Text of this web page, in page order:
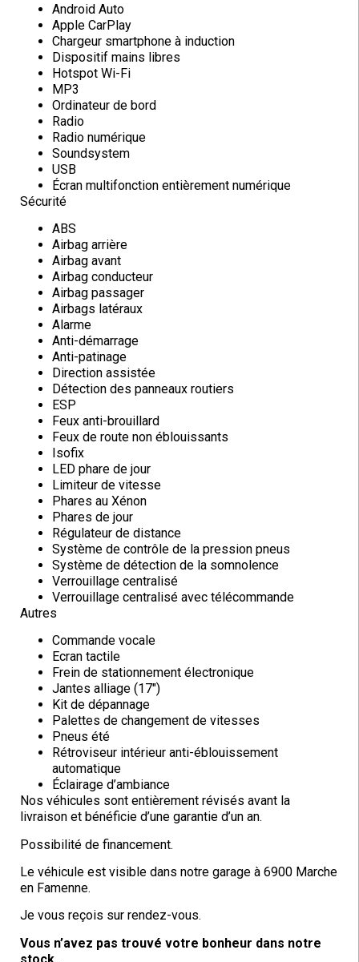
Android Auto
Apple CarPlay
Chargeur smartphone à induction
Dispositif mains libres
Hotspot Wi-Fi
MP3
Ordinateur de bord
Radio
Radio numérique
Soundsystem
USB
Écran multifonction entièrement numérique
Sécurité
ABS
Airbag arrière
Airbag avant
Airbag conducteur
Airbag passager
Airbags latéraux
Alarme
Anti-démarrage
Anti-patinage
Direction assistée
Détection des panneaux routiers
ESP
Feux anti-brouillard
Feux de route non éblouissants
Isofix
LED phare de jour
Limiteur de vitesse
Phares au Xénon
Phares de jour
Régulateur de distance
Système de contrôle de la pression pneus
Système de détection de la somnolence
Verrouillage centralisé
Verrouillage centralisé avec télécommande
Autres
Commande vocale
Ecran tactile
Frein de stationnement électronique
Jantes alliage (17″)
Kit de dépannage
Palettes de changement de vitesses
Pneus été
Rétroviseur intérieur anti-éblouissement
automatique
Éclairage d’ambiance
Nos véhicules sont entièrement révisés avant la
livraison et bénéficie d’une garantie d’un an.
Possibilité de financement.
Le véhicule est visible dans notre garage à 6900 Marche
en Famenne.
Je vous reçois sur rendez-vous.
Vous n’avez pas trouvé votre bonheur dans notre